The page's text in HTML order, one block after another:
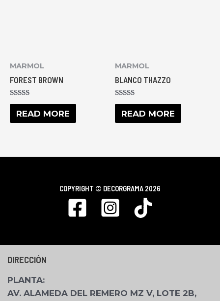
MARMOL
FOREST BROWN
RATED
OUT
OF
READ MORE
MARMOL
BLANCO THAZZO
RATED
OUT
OF
READ MORE
COPYRIGHT © DECORGRAMA 2026
DIRECCIÓN
PLANTA:
AV. ALAMEDA DEL REMERO MZ V, LOTE 2B,